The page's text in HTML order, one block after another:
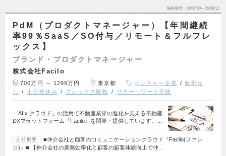
掲載期間 26/07/30～26/08/12
PdM（プロダクトマネージャー）【年間継続
率99％SaaS／SO付与／リモート＆フルフレ
ックス】
ブランド・プロダクトマネージャー
株式会社Facilo
700万円 ～ 1299万円 東京都 ベンチャー企業
転勤な
し
土日祝休み フレックス勤務 リモートワーク可能
「AI x クラウド」の活用で不動産業界の進化を支える不動産
DXプラットフォーム『Facilo』を開発・提供しています。…
会社概要
■仲介会社と顧客のコミュニケーションクラウド『Facilo(ファシ
ロ)』■ 【仲介会社の業務効率化と顧客の顧客体験向上で仲…